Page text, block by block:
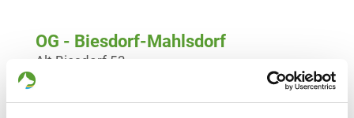
OG - Biesdorf-Mahlsdorf
Details
Alt Biesdorf 53